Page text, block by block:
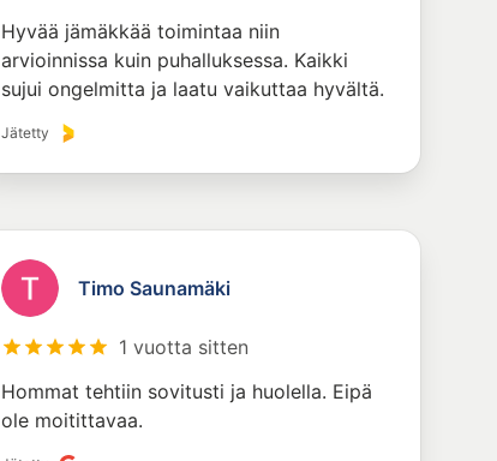
Hyvää jämäkkää toimintaa niin
arvioinnissa kuin puhalluksessa. Kaikki
sujui ongelmitta ja laatu vaikuttaa hyvältä.
Jätetty
Timo Saunamäki
1 vuotta sitten
Hommat tehtiin sovitusti ja huolella. Eipä
ole moitittavaa.